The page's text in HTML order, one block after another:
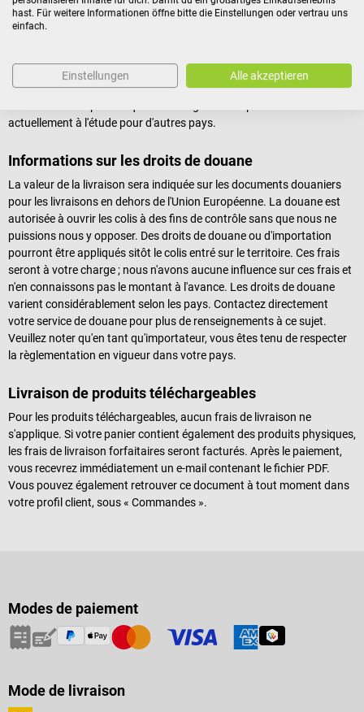
présent le jour de la livraison ou bien de prendre contact avec les
services de la poste pour assurer un bon déroulement de la livraison.
Boîtes postales
La possibilité de se faire livrer dans une boîte postale n'est
actuellement à l'étude pour d'autres pays.
Informations sur les droits de douane
La valeur de la livraison sera indiquée sur les documents douaniers
pour les livraisons en dehors de l'Union Européenne. La douane est
autorisée à ouvrir les colis à des fins de contrôle sans que nous ne
puissions nous y opposer. Des droits de douane ou d'importation
pourront être appliqués sitôt le colis entré sur le territoire. Ces frais
seront à votre charge ; nous n'avons aucune influence sur ces frais et
n'en connaissons pas le montant à l'avance. Les droits de douane
varient considérablement selon les pays. Contactez directement
votre service de douane pour plus de renseignements à ce sujet.
Veuillez noter qu'en tant qu'importateur, vous êtes tenu de respecter
la règlementation en vigueur dans votre pays.
Livraison de produits téléchargeables
Pour les produits téléchargeables, aucun frais de livraison ne
s'applique. Si votre panier contient également des produits physiques,
les frais de livraison forfaitaires seront facturés. Après le paiement,
vous recevrez immédiatement un e-mail contenant le fichier PDF.
Vous pouvez également retrouver ce document à tout moment dans
votre profil client, sous « Commandes ».
Modes de paiement
Mode de livraison
hast. Für weitere Informationen öffne bitte die Einstellungen oder vertrau uns
einfach.
Einstellungen Alle akzeptieren